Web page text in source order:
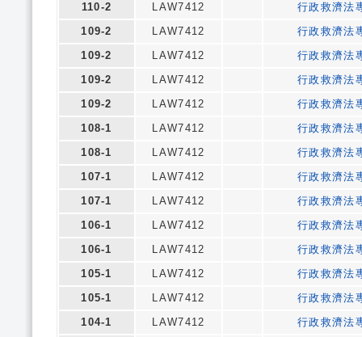
110-2
LAW7412
行政救濟法
109-2
LAW7412
行政救濟法
109-2
LAW7412
行政救濟法
109-2
LAW7412
行政救濟法
109-2
LAW7412
行政救濟法
108-1
LAW7412
行政救濟法
108-1
LAW7412
行政救濟法
107-1
LAW7412
行政救濟法
107-1
LAW7412
行政救濟法
106-1
LAW7412
行政救濟法
106-1
LAW7412
行政救濟法
105-1
LAW7412
行政救濟法
105-1
LAW7412
行政救濟法
104-1
LAW7412
行政救濟法